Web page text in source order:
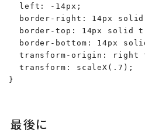
  left: -14px;
border-right: 14px solid
border-top: 14px solid
border-bottom: 14px
transform-origin: right
  transform: scaleX(.7);
}
最後に